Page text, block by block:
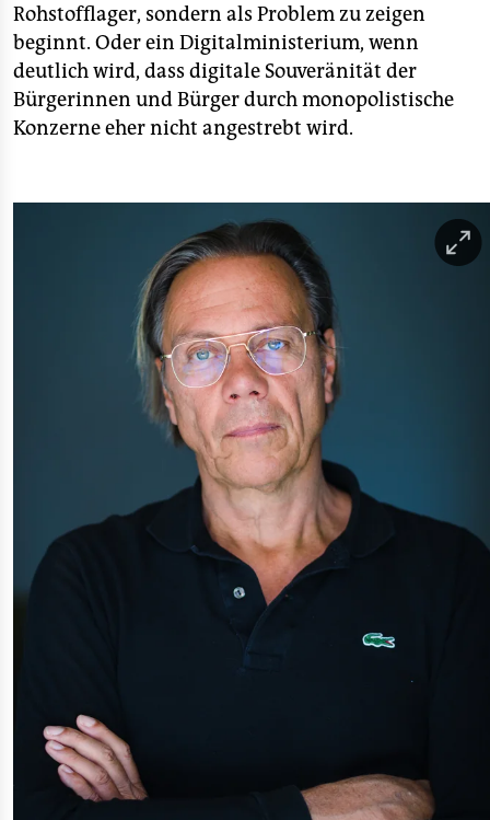
Rohstofflager, sondern als Problem zu zeigen
beginnt. Oder ein Digitalministerium, wenn
deutlich wird, dass digitale Souveränität der
Bürgerinnen und Bürger durch monopolistische
Konzerne eher nicht angestrebt wird.